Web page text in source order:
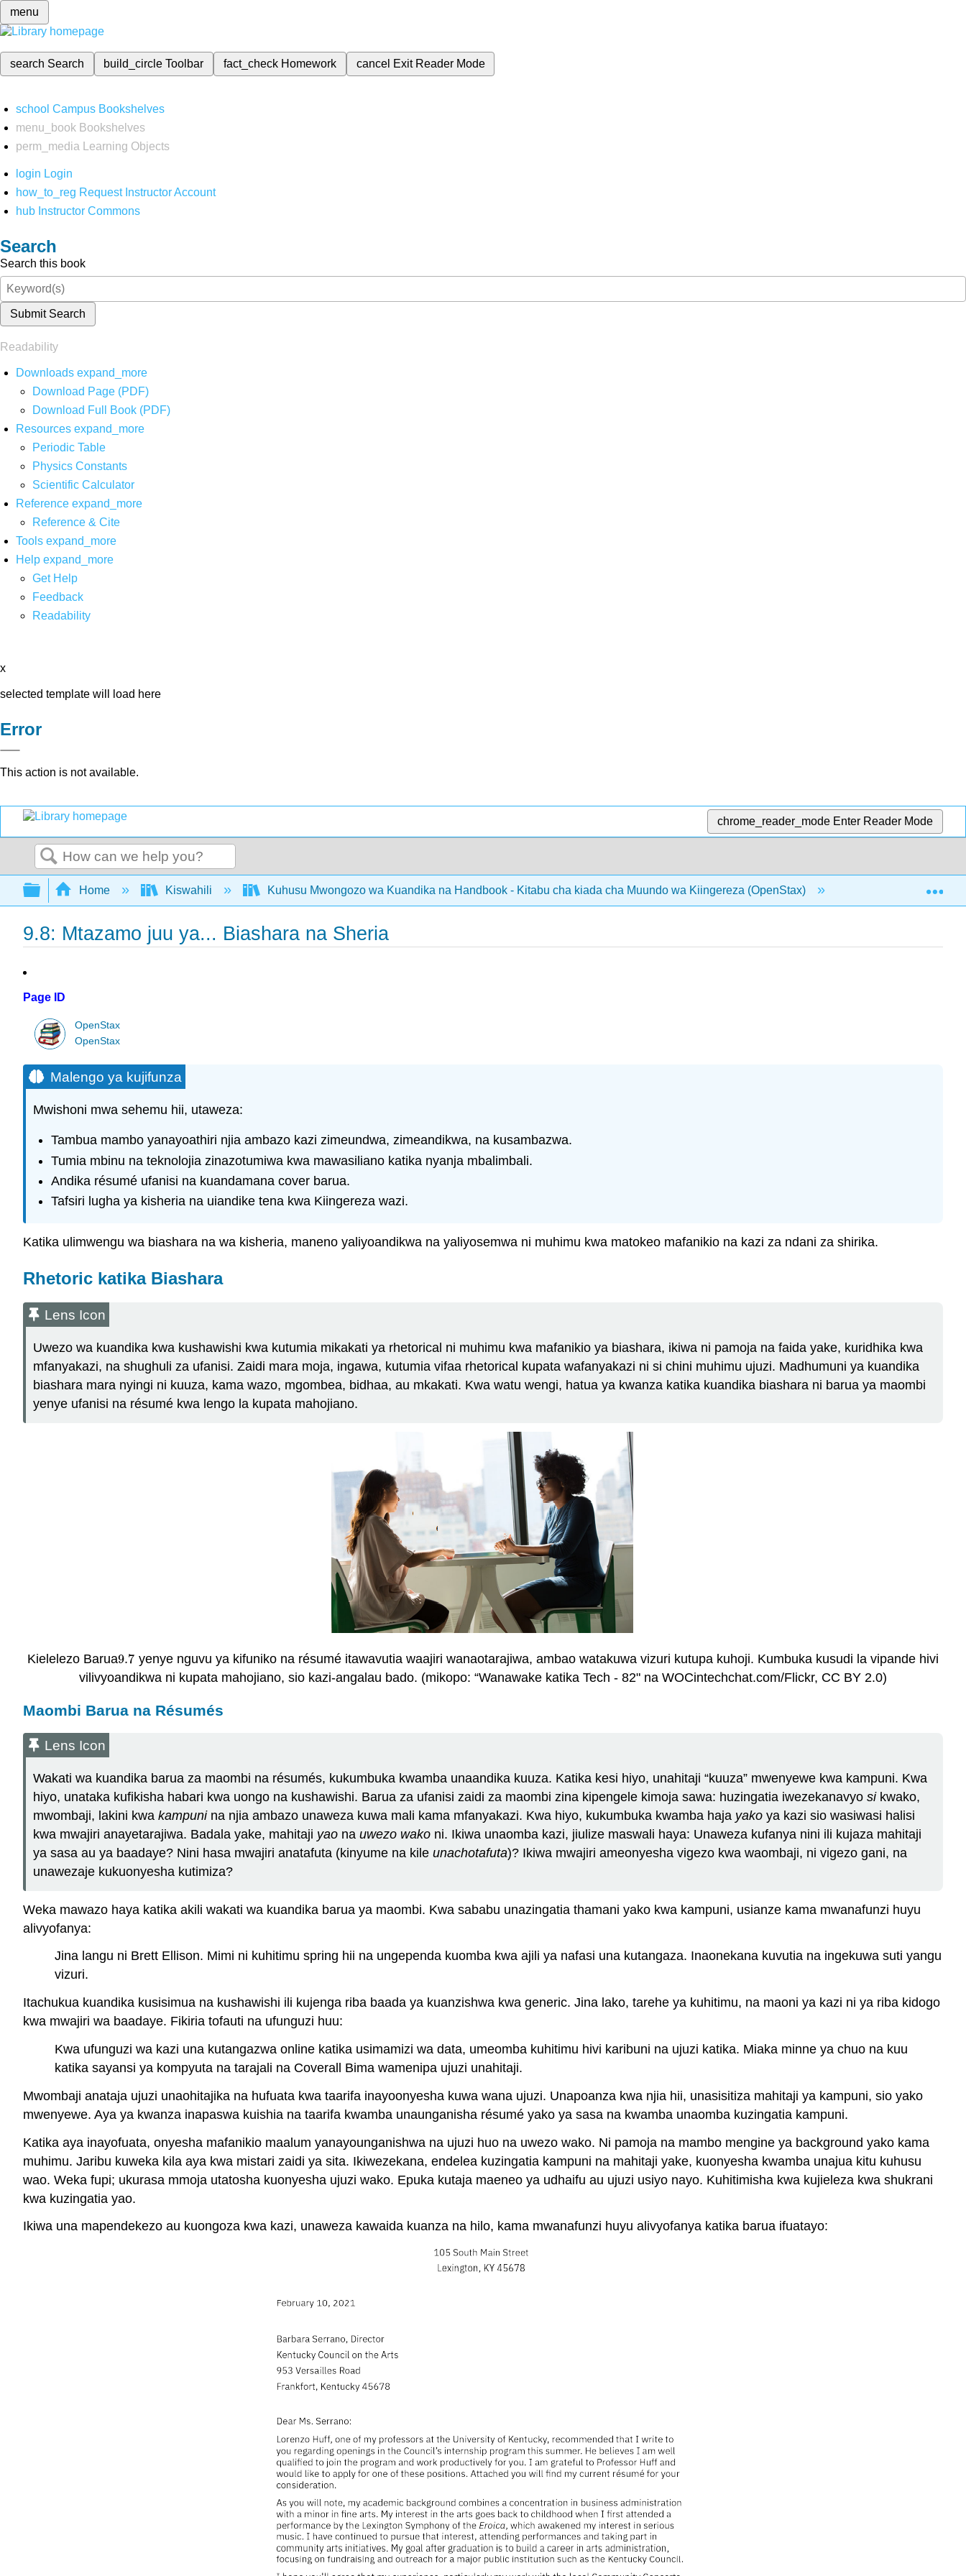
menu
search Search build_circleToolbar fact_check Homework cancel Exit Reader Mode
school Campus Bookshelves
menu_book Bookshelves
perm_media
Learning Objects
login Login
how_to_reg Request Instructor Account
hub Instructor Commons
Search
Search this book
Submit Search
Readability
Downloads expand_more
Download Page (PDF)
Download Full Book (PDF)
Resources expand_more
Periodic Table
Physics Constants
Scientific Calculator
Reference expand_more
Reference & Cite
Tools expand_more
Help expand_more
Get Help
Feedback
Readability
x
selected template will load here
Error
This action is not available.
chrome_reader_mode Enter Reader Mode
Search
Expand/collapse global hierarchy
Home Kiswahili Kuhusu Mwongozo wa Kuandika na Handbook - Kitabu cha kiada cha Muundo wa Kiingereza (OpenStax) 9: Uchambuzi wa
9.8: Mtazamo juu ya... Biashara na Sheria
Page ID
OpenStax
OpenStax
Malengo ya kujifunza
Mwishoni mwa sehemu hii, utaweza:
Tambua mambo yanayoathiri njia ambazo kazi zimeundwa, zimeandikwa, na kusambazwa.
Tumia mbinu na teknolojia zinazotumiwa kwa mawasiliano katika nyanja mbalimbali.
Andika résumé ufanisi na kuandamana cover barua.
Tafsiri lugha ya kisheria na uiandike tena kwa Kiingereza wazi.
Katika ulimwengu wa biashara na wa kisheria, maneno yaliyoandikwa na yaliyosemwa ni muhimu kwa matokeo mafanikio na kazi za ndani za shirika.
Rhetoric katika Biashara
Lens Icon
Uwezo wa kuandika kwa kushawishi kwa kutumia mikakati ya rhetorical ni muhimu kwa mafanikio ya biashara, ikiwa ni pamoja na faida yake, kuridhika kwa
mfanyakazi, na shughuli za ufanisi. Zaidi mara moja, ingawa, kutumia vifaa rhetorical kupata wafanyakazi ni si chini muhimu ujuzi. Madhumuni ya kuandika
biashara mara nyingi ni kuuza, kama wazo, mgombea, bidhaa, au mkakati. Kwa watu wengi, hatua ya kwanza katika kuandika biashara ni barua ya maombi
yenye ufanisi na résumé kwa lengo la kupata mahojiano.
Kielelezo Barua9.7
9.7 yenye nguvu ya kifuniko na résumé itawavutia waajiri wanaotarajiwa, ambao watakuwa vizuri kutupa kuhoji. Kumbuka kusudi la vipande hivi
vilivyoandikwa ni kupata mahojiano, sio kazi-angalau bado. (mikopo: “Wanawake katika Tech - 82" na WOCintechchat.com/Flickr, CC BY 2.0)
Maombi Barua na Résumés
Lens Icon
Wakati wa kuandika barua za maombi na résumés, kukumbuka kwamba unaandika kuuza. Katika kesi hiyo, unahitaji “kuuza” mwenyewe kwa kampuni. Kwa
hiyo, unataka kufikisha habari kwa uongo na kushawishi. Barua za ufanisi zaidi za maombi zina kipengele kimoja sawa: huzingatia iwezekanavyo sikwako,
mwombaji, lakini kwa kampunina njia ambazo unaweza kuwa mali kama mfanyakazi. Kwa hiyo, kukumbuka kwamba haja yako ya kazi sio wasiwasi halisi
kwa mwajiri anayetarajiwa. Badala yake, mahitaji yao na uwezo wako ni. Ikiwa unaomba kazi, jiulize maswali haya: Unaweza kufanya nini ili kujaza mahitaji
ya sasa au ya baadaye? Nini hasa mwajiri anatafuta (kinyume na kile unachotafuta)? Ikiwa mwajiri ameonyesha vigezo kwa waombaji, ni vigezo gani, na
unawezaje kukuonyesha kutimiza?
Weka mawazo haya katika akili wakati wa kuandika barua ya maombi. Kwa sababu unazingatia thamani yako kwa kampuni, usianze kama mwanafunzi huyu
alivyofanya:
Jina langu ni Brett Ellison. Mimi ni kuhitimu spring hii na ungependa kuomba kwa ajili ya nafasi una kutangaza. Inaonekana kuvutia na ingekuwa suti yangu
vizuri.
Itachukua kuandika kusisimua na kushawishi ili kujenga riba baada ya kuanzishwa kwa generic. Jina lako, tarehe ya kuhitimu, na maoni ya kazi ni ya riba kidogo
kwa mwajiri wa baadaye. Fikiria tofauti na ufunguzi huu:
Kwa ufunguzi wa kazi una kutangazwa online katika usimamizi wa data, umeomba kuhitimu hivi karibuni na ujuzi katika. Miaka minne ya chuo na kuu
katika sayansi ya kompyuta na tarajali na Coverall Bima wamenipa ujuzi unahitaji.
Mwombaji anataja ujuzi unaohitajika na hufuata kwa taarifa inayoonyesha kuwa wana ujuzi. Unapoanza kwa njia hii, unasisitiza mahitaji ya kampuni, sio yako
mwenyewe. Aya ya kwanza inapaswa kuishia na taarifa kwamba unaunganisha résumé yako ya sasa na kwamba unaomba kuzingatia kampuni.
Katika aya inayofuata, onyesha mafanikio maalum yanayounganishwa na ujuzi huo na uwezo wako. Ni pamoja na mambo mengine ya background yako kama
muhimu. Jaribu kuweka kila aya kwa mistari zaidi ya sita. Ikiwezekana, endelea kuzingatia kampuni na mahitaji yake, kuonyesha kwamba unajua kitu kuhusu
wao. Weka fupi; ukurasa mmoja utatosha kuonyesha ujuzi wako. Epuka kutaja maeneo ya udhaifu au ujuzi usiyo nayo. Kuhitimisha kwa kujieleza kwa shukrani
kwa kuzingatia yao.
Ikiwa una mapendekezo au kuongoza kwa kazi, unaweza kawaida kuanza na hilo, kama mwanafunzi huyu alivyofanya katika barua ifuatayo: